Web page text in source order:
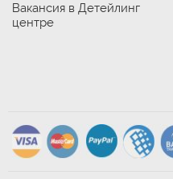
Вакансия в Детейлинг
центре